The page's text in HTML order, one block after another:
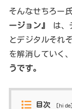
そんなせちろー
ージョン』
は、
とデジタルそれ
を解消していく、
うです。
目次 [hide]